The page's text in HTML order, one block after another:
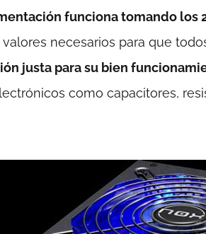
funciona tomando los
necesarios para que
justa para su bien
como capacitores,